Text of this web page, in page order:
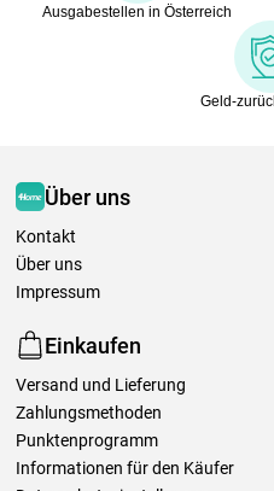
Ausgabestellen in Österreich
Geld-
Über uns
Kontakt
Über uns
Impressum
Einkaufen
Versand und Lieferung
Zahlungsmethoden
Punktenprogramm
Informationen für den Käufer